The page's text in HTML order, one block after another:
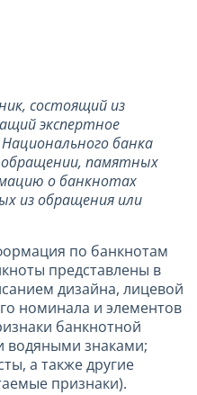
состоящий из
экспертное
банка
обращении, памятных
о банкнотах
из обращения или
по банкнотам
представлены в
дизайна, лицевой
номинала и элементов
банкнотной
водяными знаками;
а также другие
признаки).